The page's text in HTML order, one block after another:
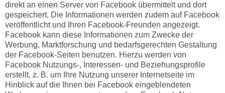
direkt an einen Server von Facebook übermittelt und dort
gespeichert. Die Informationen werden zudem auf Facebook
veröffentlicht und Ihren Facebook-Freunden angezeigt.
Facebook kann diese Informationen zum Zwecke der
Werbung, Marktforschung und bedarfsgerechten Gestaltung
der Facebook-Seiten benutzen. Hierzu werden von
Facebook Nutzungs-, Interessen- und Beziehungsprofile
erstellt, z. B. um Ihre Nutzung unserer Internetseite im
Hinblick auf die Ihnen bei Facebook eingeblendeten